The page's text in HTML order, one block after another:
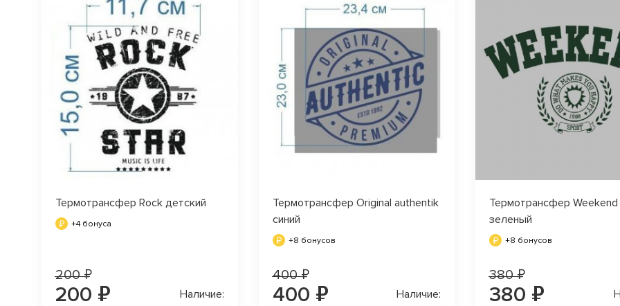
Термотрансфер Rock детский
+4 бонуса
200 ₽
200 ₽
Наличие:
Термотрансфер Original authentik
синий
+8 бонусов
400 ₽
400 ₽
Наличие:
Термотрансфер
зеленый
+8 бонусов
380 ₽
380 ₽